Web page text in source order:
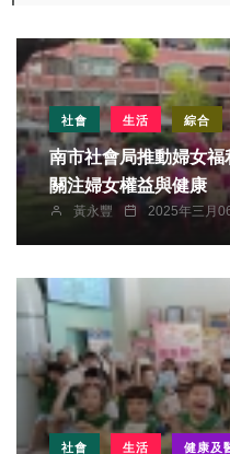
社會 生活 綜合
南市社會局推動婦女
關注婦女權益與健康
黃永豐 2025年三月
社會 生活 健康及